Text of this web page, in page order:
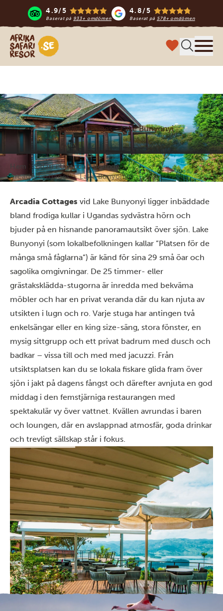
4.9/5
Baserat på 933+ omdömen
4.8/5
Baserat på 578+ omdömen
Safari-resor i Afrika
Arcadia Cottages - Lake Bunyonyi
Hem Safari i Uganda
Boende
Arcadia Cottages – Lake Bunyonyi
Arcadia Cottages vid Lake Bunyonyi ligger inbäddade
bland frodiga kullar i Ugandas sydvästra hörn och
bjuder på en hisnande panoramautsikt över sjön. Lake
Bunyonyi (som lokalbefolkningen kallar ”Platsen för de
många små fåglarna”) är känd för sina 29 små öar och
sagolika omgivningar. De 25 timmer- eller
grästaksklädda-stugorna är inredda med bekväma
möbler och har en privat veranda där du kan njuta av
utsikten i lugn och ro. Varje stuga har antingen två
enkelsängar eller en king size-säng, stora fönster, en
mysig sittgrupp och ett privat badrum med dusch och
badkar – vissa till och med med jacuzzi. Från
utsiktsplatsen kan du se lokala fiskare glida fram över
sjön i jakt på dagens fångst och därefter avnjuta en god
middag i den femstjärniga restaurangen med
spektakulär vy över vattnet. Kvällen avrundas i baren
och loungen, där en avslappnad atmosfär, goda drinkar
och trevligt sällskap står i fokus.